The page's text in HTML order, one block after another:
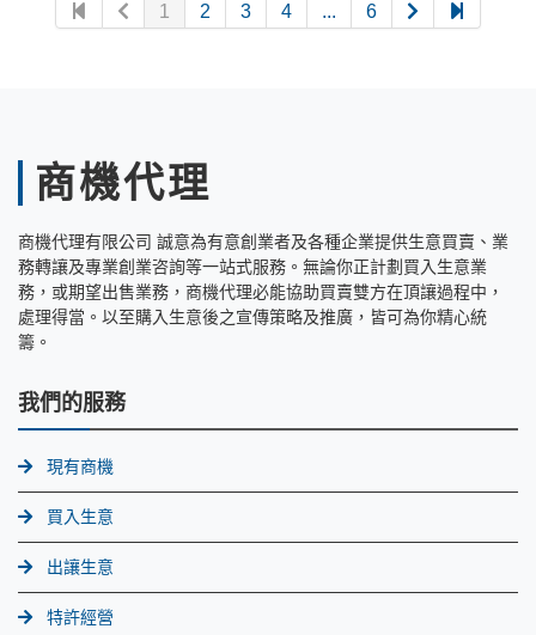
1 2 3 4 ... 6
商機代理
商機代理有限公司 誠意為有意創業者及各種企業提供生意買賣、業
務轉讓及專業創業咨詢等一站式服務。無論你正計劃買入生意業
務，或期望出售業務，商機代理必能協助買賣雙方在頂讓過程中，
處理得當。以至購入生意後之宣傳策略及推廣，皆可為你精心統
籌。
我們的服務
現有商機
買入生意
出讓生意
特許經營